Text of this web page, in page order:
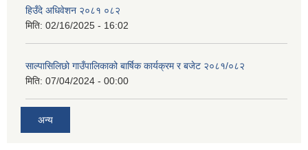
हिउँदे अधिवेशन २०८१ ०८२
मिति: 02/16/2025 - 16:02
साल्पासिलिछो गाउँपालिकाको बार्षिक कार्यक्रम र बजेट २०८१/०८२
मिति: 07/04/2024 - 00:00
अन्य